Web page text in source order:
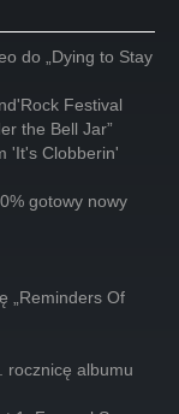
do „Dying to Stay
Festival
the Bell Jar”
'It's Clobberin'
gotowy nowy
„Reminders Of
rocznicę albumu